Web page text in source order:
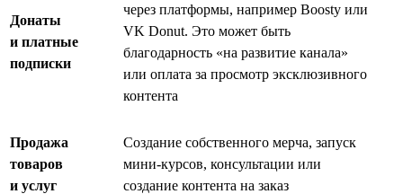
Донаты
и платные
подписки
через платформы, например Boosty или
VK Donut. Это может быть
благодарность «на развитие канала»
или оплата за просмотр эксклюзивного
контента
Продажа
товаров
и услуг
Создание собственного мерча, запуск
мини-курсов, консультации или
создание контента на заказ